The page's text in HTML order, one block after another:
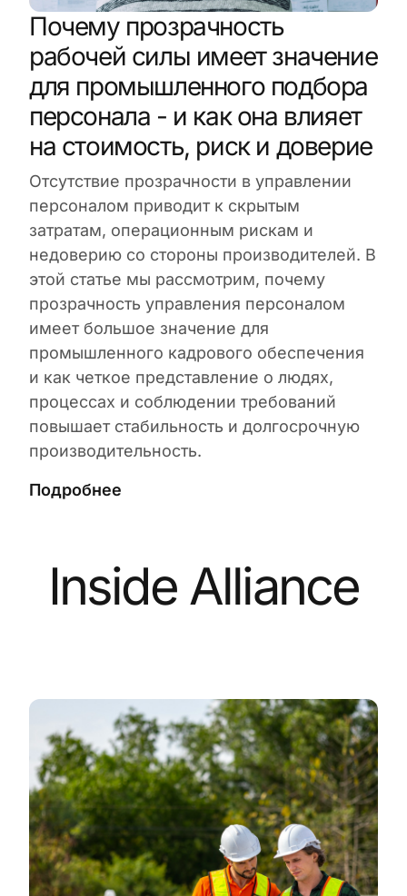
Почему прозрачность
рабочей силы имеет значение
для промышленного подбора
персонала - и как она влияет
на стоимость, риск и доверие
Отсутствие прозрачности в управлении
персоналом приводит к скрытым
затратам, операционным рискам и
недоверию со стороны производителей. В
этой статье мы рассмотрим, почему
прозрачность управления персоналом
имеет большое значение для
промышленного кадрового обеспечения
и как четкое представление о людях,
процессах и соблюдении требований
повышает стабильность и долгосрочную
производительность.
Подробнее
Inside Alliance